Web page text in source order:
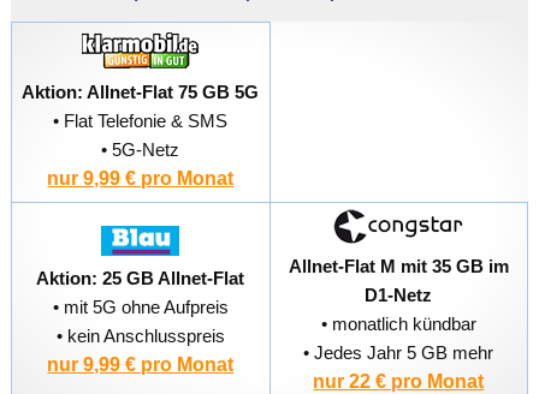
Aktion: Allnet-Flat 75 GB 5G
• Flat Telefonie & SMS
• 5G-Netz
nur 9,99 € pro Monat
Aktion: 25 GB Allnet-Flat
• mit 5G ohne Aufpreis
• kein Anschlusspreis
nur 9,99 € pro Monat
Allnet-Flat M mit 35 GB im
D1-Netz
• monatlich kündbar
• Jedes Jahr 5 GB mehr
nur 22 € pro Monat